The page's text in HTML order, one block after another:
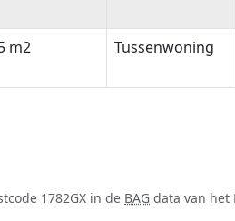
m2 Tussenwoning
1782GX in de BAG data van het